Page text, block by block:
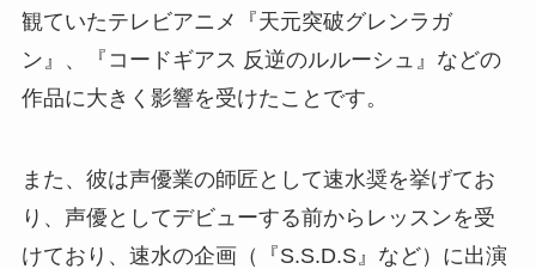
観ていたテレビアニメ『天元突破グレンラガ
ン』、『コードギアス 反逆のルルーシュ』などの
作品に大きく影響を受けたことです。
また、彼は声優業の師匠として速水奨を挙げてお
り、声優としてデビューする前からレッスンを受
けており、速水の企画（『S.S.D.S』など）に出演